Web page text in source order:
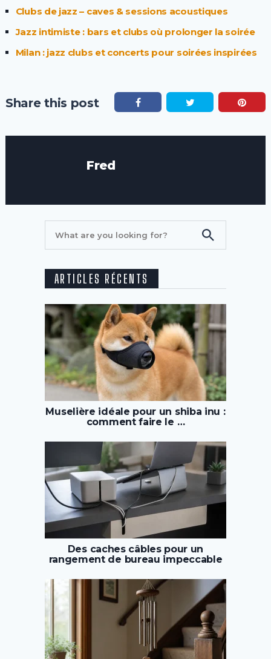
Clubs de jazz – caves & sessions acoustiques
Jazz intimiste : bars et clubs où prolonger la soirée
Milan : jazz clubs et concerts pour soirées inspirées
Share this post
Fred
ARTICLES RÉCENTS
Muselière idéale pour un shiba inu :
comment faire le …
Des caches câbles pour un
rangement de bureau impeccable